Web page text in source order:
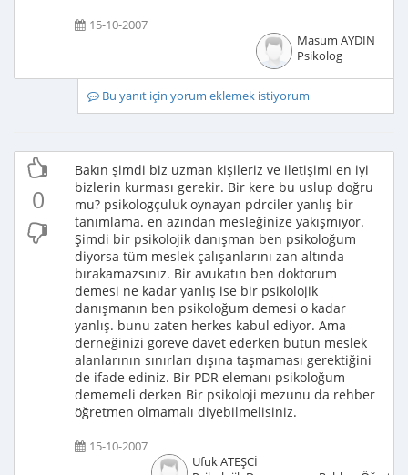
15-10-2007
Masum AYDIN
Psikolog
Bu yanıt için yorum eklemek istiyorum
0
Bakın şimdi biz uzman kişileriz ve iletişimi en iyi
bizlerin kurması gerekir. Bir kere bu uslup doğru
mu? psikologçuluk oynayan pdrciler yanlış bir
tanımlama. en azından mesleğinize yakışmıyor.
Şimdi bir psikolojik danışman ben psikoloğum
diyorsa tüm meslek çalışanlarını zan altında
bırakamazsınız. Bir avukatın ben doktorum
demesi ne kadar yanlış ise bir psikolojik
danışmanın ben psikoloğum demesi o kadar
yanlış. bunu zaten herkes kabul ediyor. Ama
derneğinizi göreve davet ederken bütün meslek
alanlarının sınırları dışına taşmaması gerektiğini
de ifade ediniz. Bir PDR elemanı psikoloğum
dememeli derken Bir psikoloji mezunu da rehber
öğretmen olmamalı diyebilmelisiniz.
15-10-2007
Ufuk ATEŞCİ